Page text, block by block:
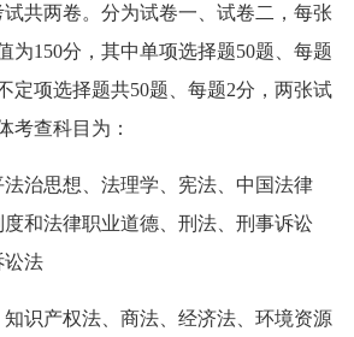
试共两卷。分为试卷一、试卷二，每张
为150分，其中单项选择题50题、每题
定项选择题共50题、每题2分，两张试
考查科目为：
治思想、法理学、宪法、中国法律
和法律职业道德、刑法、刑事诉讼
讼法
识产权法、商法、经济法、环境资源